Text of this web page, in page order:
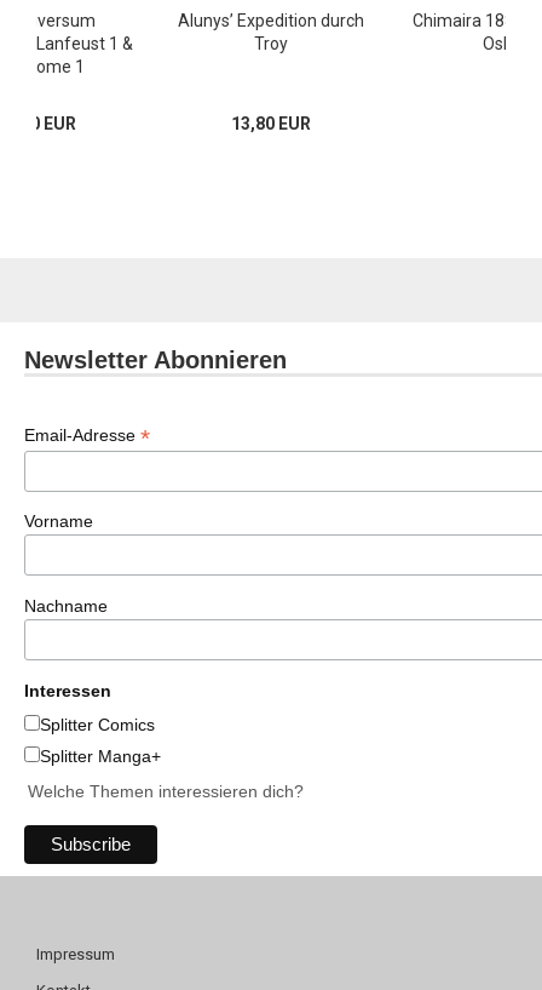
Universum
Lanfeust 1 &
Gnome 1
EUR
Alunys’ Expedition durch
Troy
13,80 EUR
Chimaira 1887
Oskar
Newsletter Abonnieren
Email-Adresse *
Vorname
Nachname
Interessen
Splitter Comics
Splitter Manga+
Welche Themen interessieren dich?
Impressum